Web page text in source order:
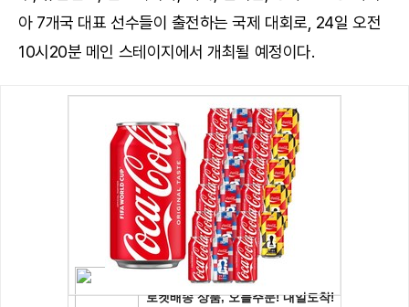
아 7개국 대표 선수들이 출전하는 국제 대회로, 24일 오전
10시20분 메인 스테이지에서 개최될 예정이다.